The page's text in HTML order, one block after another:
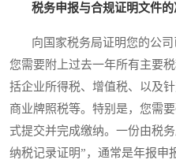
税务申报与合规证明文件的
向国家税务局证明您的公司
您需要附上过去一年所有主要
括企业所得税、增值税、以及
商业牌照税等。特别是，您需
式提交并完成缴纳。一份由税
纳税记录证明”，通常是年报申